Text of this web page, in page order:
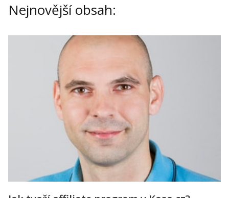
Inzerce
Obchodní podmínky
Hledaná fráze
Nejnovější obsah: